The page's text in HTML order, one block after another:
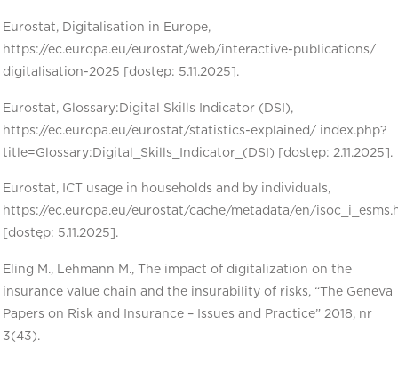
Eurostat, Digitalisation in Europe,
https://ec.europa.eu/eurostat/web/interactive-publications/
digitalisation-2025 [dostęp: 5.11.2025].
Eurostat, Glossary:Digital Skills Indicator (DSI),
https://ec.europa.eu/eurostat/statistics-explained/ index.php?
title=Glossary:Digital_Skills_Indicator_(DSI) [dostęp: 2.11.2025].
Eurostat, ICT usage in households and by individuals,
https://ec.europa.eu/eurostat/cache/metadata/en/
[dostęp: 5.11.2025].
Eling M., Lehmann M., The impact of digitalization on the
insurance value chain and the insurability of risks, “The Geneva
Papers on Risk and Insurance – Issues and Practice” 2018, nr
3(43).